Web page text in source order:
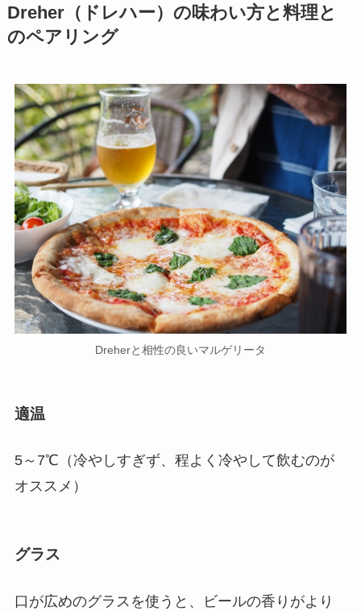
Dreher（ドレハー）の味わい方と料理と
のペアリング
Dreherと相性の良いマルゲリータ
適温
5～7℃（冷やしすぎず、程よく冷やして飲むのが
オススメ）
グラス
口が広めのグラスを使うと、ビールの香りがより